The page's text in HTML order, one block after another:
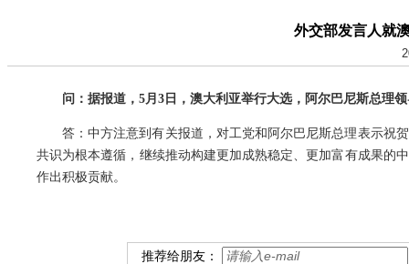
外交部发言人就
问：据报道，5月3日，澳大利亚举行大选，阿尔巴尼斯总理
答：中方注意到有关报道，对工党和阿尔巴尼斯总理表示祝
共识为根本遵循，继续推动构建更加成熟稳定、更加富有成果的
作出积极贡献。
推荐给朋友：